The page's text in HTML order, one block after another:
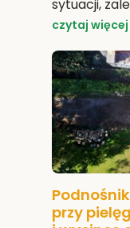
sytuacji,
czytaj więcej
przy